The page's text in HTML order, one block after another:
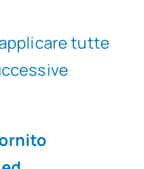
tutte